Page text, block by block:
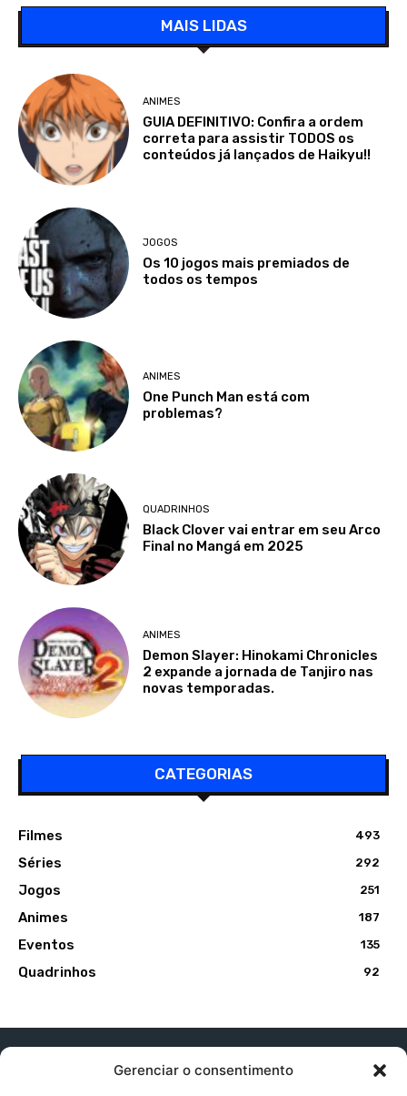
Gerenciar o consentimento
MAIS LIDAS
ANIMES
GUIA DEFINITIVO: Confira a ordem
correta para assistir TODOS os
conteúdos já lançados de Haikyu!!
JOGOS
Os 10 jogos mais premiados de
todos os tempos
ANIMES
One Punch Man está com
problemas?
QUADRINHOS
Black Clover vai entrar em seu Arco
Final no Mangá em 2025
ANIMES
Demon Slayer: Hinokami Chronicles
2 expande a jornada de Tanjiro nas
novas temporadas.
CATEGORIAS
Filmes 493
Séries 292
Jogos 251
Animes 187
Eventos 135
Quadrinhos 92